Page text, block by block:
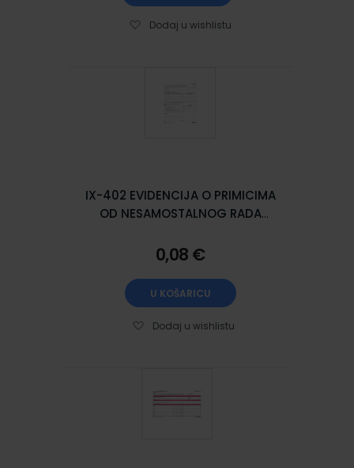
Dodaj u wishlistu
IX-402 EVIDENCIJA O PRIMICIMA
OD NESAMOSTALNOG RADA
cm
0,08 €
U KOŠARICU
Dodaj u wishlistu